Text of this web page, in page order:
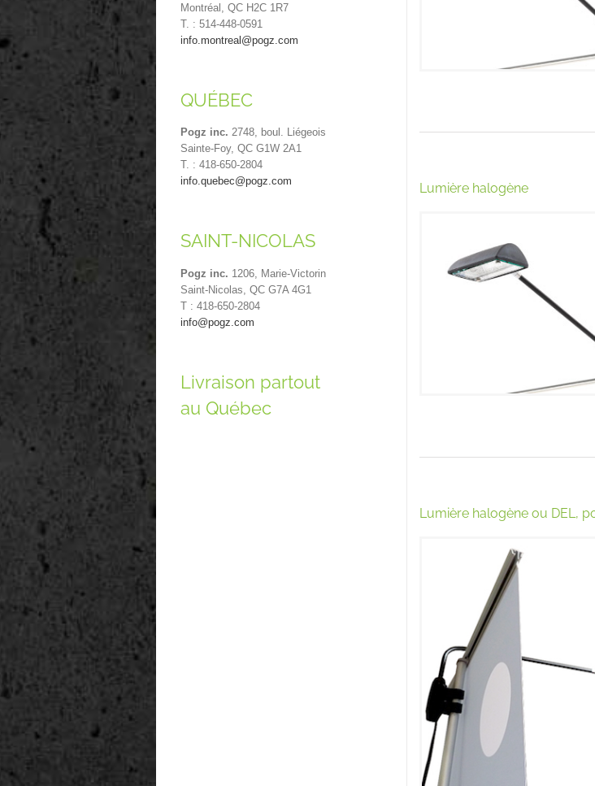
Lumière halogène
Lumière halogène ou DEL,
Montréal, QC H2C 1R7
T. : 514-448-0591
info.montreal@pogz.com
QUÉBEC
Pogz inc. 2748, boul. Liégeois
Sainte-Foy, QC G1W 2A1
T. : 418-650-2804
info.quebec@pogz.com
SAINT-NICOLAS
Pogz inc. 1206, Marie-Victorin
Saint-Nicolas, QC G7A 4G1
T : 418-650-2804
info@pogz.com
Livraison partout
au Québec